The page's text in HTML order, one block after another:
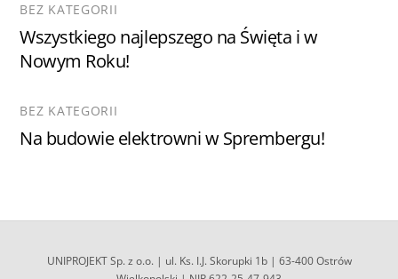
BEZ KATEGORII
Wszystkiego najlepszego na Święta i w
Nowym Roku!
BEZ KATEGORII
Na budowie elektrowni w Sprembergu!
UNIPROJEKT Sp. z o.o. | ul. Ks. I.J. Skorupki 1b | 63-400 Ostrów